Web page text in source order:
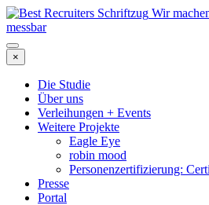
Wir
messbar
×
Die Studie
Über uns
Verleihungen + Events
Weitere Projekte
Eagle Eye
robin mood
Personenzertifizierung:
Presse
Portal